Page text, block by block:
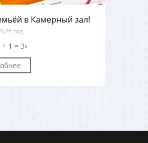
в Камерный зал!
год
+ 1 = 3»